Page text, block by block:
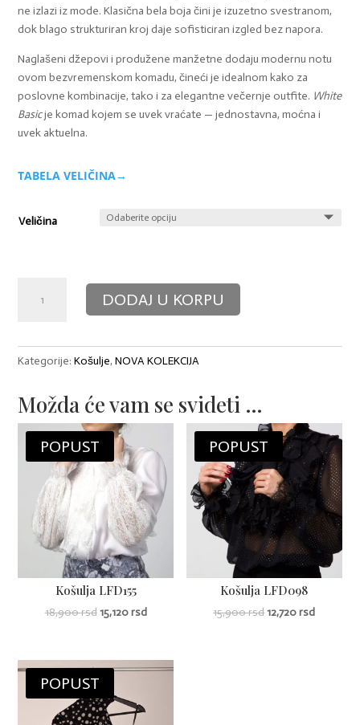
ne izlazi iz mode. Klasična bela boja čini je izuzetno svestranom,
dok blago strukturiran kroj daje sofisticiran izgled bez napora.
Naglašeni džepovi i produžene manžetne dodaju modernu notu
ovom bezvremenskom komadu, čineći je idealnom kako za
poslovne kombinacije, tako i za elegantne večernje outfite. White
Basicje komad kojem se uvek vraćate — jednostavna, moćna i
uvek aktuelna.
TABELA VELIČINA→
Veličina
DODAJ U KORPU
Kategorije:Košulje,NOVA KOLEKCIJA
Možda će vam se svideti …
POPUST
Košulja LFD155
18,900rsd15,120rsd
POPUST
Košulja LFD098
15,900rsd12,720rsd
POPUST